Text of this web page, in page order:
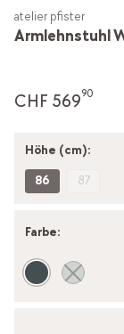
Armlehnstuhl
atelier pfister
CHF 56990
Höhe (cm):
86 87
Farbe: